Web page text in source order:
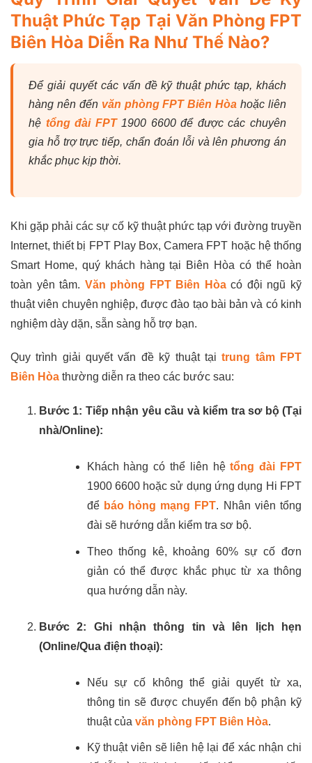
Thuật Phức Tạp Tại Văn Phòng FPT
Biên Hòa Diễn Ra Như Thế Nào?
Để giải quyết các vấn đề kỹ thuật phức tạp, khách
hàng nên đến văn phòng FPT Biên Hòa hoặc liên
hệ tổng đài FPT1900 6600 để được các chuyên
gia hỗ trợ trực tiếp, chẩn đoán lỗi và lên phương án
khắc phục kịp thời.
Khi gặp phải các sự cố kỹ thuật phức tạp với đường truyền
Internet, thiết bị FPT Play Box, Camera FPT hoặc hệ thống
Smart Home, quý khách hàng tại Biên Hòa có thể hoàn
toàn yên tâm. Văn phòng FPT Biên Hòacó đội ngũ kỹ
thuật viên chuyên nghiệp, được đào tạo bài bản và có kinh
nghiệm dày dặn, sẵn sàng hỗ trợ bạn.
Quy trình giải quyết vấn đề kỹ thuật tạitrung tâm FPT
Biên Hòa thường diễn ra theo các bước sau:
Bước 1: Tiếp nhận yêu cầu và kiểm tra sơ bộ (Tại
nhà/Online):
Khách hàng có thể liên hệtổng đài FPT
1900 6600 hoặc sử dụng ứng dụng Hi FPT
để báo hỏng mạng FPT. Nhân viên tổng
đài sẽ hướng dẫn kiểm tra sơ bộ.
Theo thống kê, khoảng 60% sự cố đơn
giản có thể được khắc phục từ xa thông
qua hướng dẫn này.
Bước 2: Ghi nhận thông tin và lên lịch hẹn
(Online/Qua điện thoại):
Nếu sự cố không thể giải quyết từ xa,
thông tin sẽ được chuyển đến bộ phận kỹ
thuật của văn phòng FPT Biên Hòa.
Kỹ thuật viên sẽ liên hệ lại để xác nhận chi